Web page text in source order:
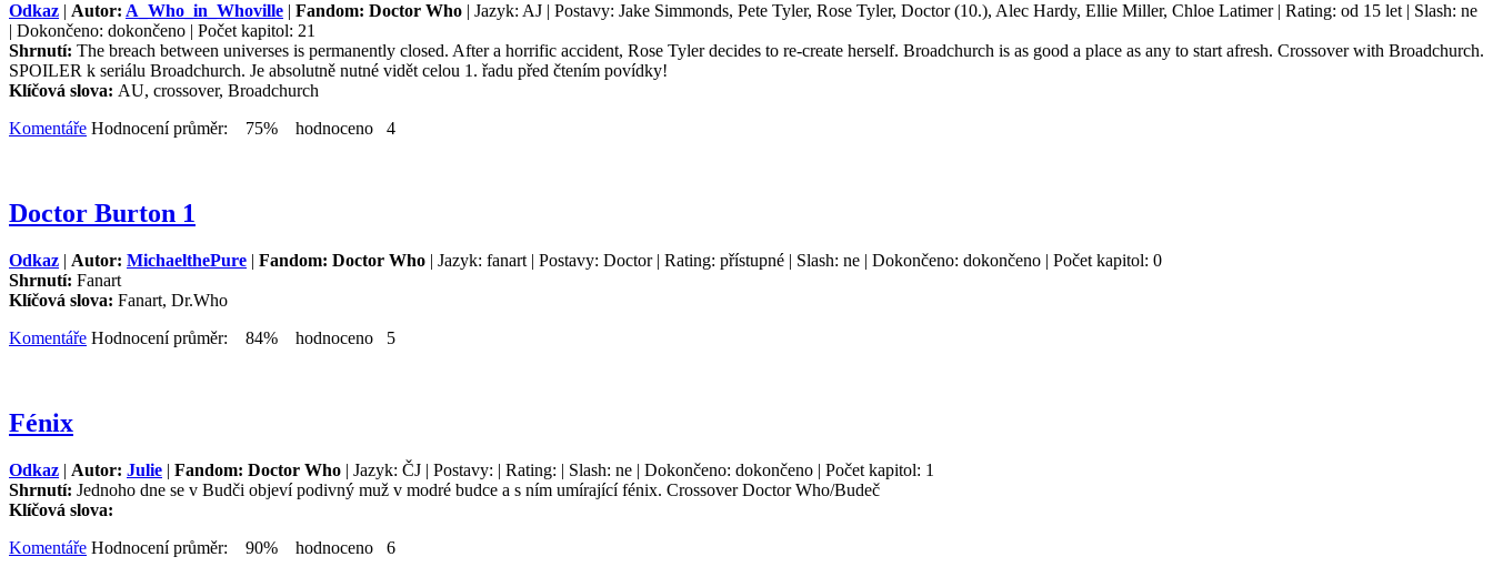
Odkaz | Autor: A_Who_in_Whoville | Fandom: Doctor Who | Jazyk: AJ | Postavy: Jake Simmonds, Pete Tyler, Rose Tyler, Doctor (10.), Alec Hardy, Ellie Miller, Chloe Latimer | Rating: od 15 let | Slash: ne
| Dokončeno: dokončeno | Počet kapitol: 21
Shrnutí: The breach between universes is permanently closed. After a horrific accident, Rose Tyler decides to re-create herself. Broadchurch is as good a place as any to start afresh. Crossover with Broadchurch.
SPOILER k seriálu Broadchurch. Je absolutně nutné vidět celou 1. řadu před čtením povídky!
Klíčová slova: AU, crossover, Broadchurch
Komentáře Hodnocení průměr: 75% hodnoceno 4
Doctor Burton 1
Odkaz | Autor: MichaelthePure | Fandom: Doctor Who | Jazyk: fanart | Postavy: Doctor | Rating: přístupné | Slash: ne | Dokončeno: dokončeno | Počet kapitol: 0
Shrnutí: Fanart
Klíčová slova: Fanart, Dr.Who
Komentáře Hodnocení průměr: 84% hodnoceno 5
Fénix
Odkaz | Autor: Julie | Fandom: Doctor Who | Jazyk: ČJ | Postavy: | Rating: | Slash: ne | Dokončeno: dokončeno | Počet kapitol: 1
Shrnutí: Jednoho dne se v Budči objeví podivný muž v modré budce a s ním umírající fénix. Crossover Doctor Who/Budeč
Klíčová slova:
Komentáře Hodnocení průměr: 90% hodnoceno 6